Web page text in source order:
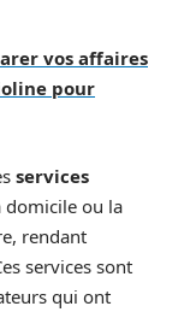
vos affaires
pour
services
domicile ou la
rendant
services sont
qui ont